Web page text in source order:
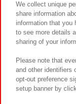
We collect unique
share information
information that you
to see more details
sharing of your
Please note that
and other identifiers
opt-out preference
setup banner by